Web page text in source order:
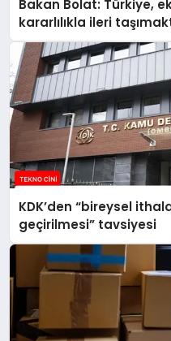
Bakan Bolat: Türkiye,
kararlılıkla ileri
KDK’den “bireysel
geçirilmesi” tavsiyesi